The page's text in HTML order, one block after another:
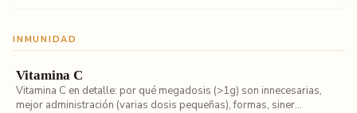
INMUNIDAD
Vitamina C
Vitamina C en detalle: por qué megadosis (>1g) son innecesarias,
mejor administración (varias dosis pequeñas), formas, siner...